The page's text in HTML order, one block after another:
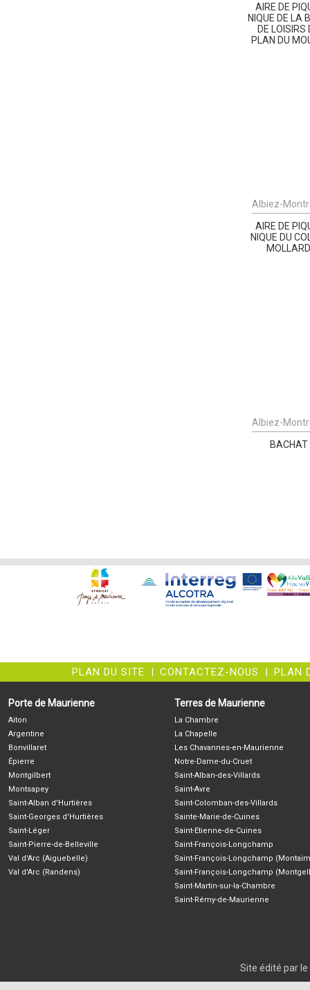
AIRE DE
NIQUE DE LA
DE LOISIRS
PLAN DU
Albiez-
AIRE DE
NIQUE DU
Albiez-
BACHAT
PLAN DU SITE | CONTACTEZ-NOUS | PLAN
Porte de Maurienne
Aiton
Argentine
Bonvillaret
Épierre
Montgilbert
Montsapey
Saint-Alban d'Hurtières
Saint-Georges d'Hurtières
Saint-Léger
Saint-Pierre-de-Belleville
Val d'Arc (Aiguebelle)
Val d'Arc (Randens)
Terres de Maurienne
La Chambre
La Chapelle
Les Chavannes-en-Maurienne
Notre-Dame-du-Cruet
Saint-Alban-des-Villards
Saint-Avre
Saint-Colomban-des-Villards
Sainte-Marie-de-Cuines
Saint-Etienne-de-Cuines
Saint-François-Longchamp
Saint-François-Longchamp
Saint-François-Longchamp
Saint-Martin-sur-la-Chambre
Saint-Rémy-de-Maurienne
Site édité par